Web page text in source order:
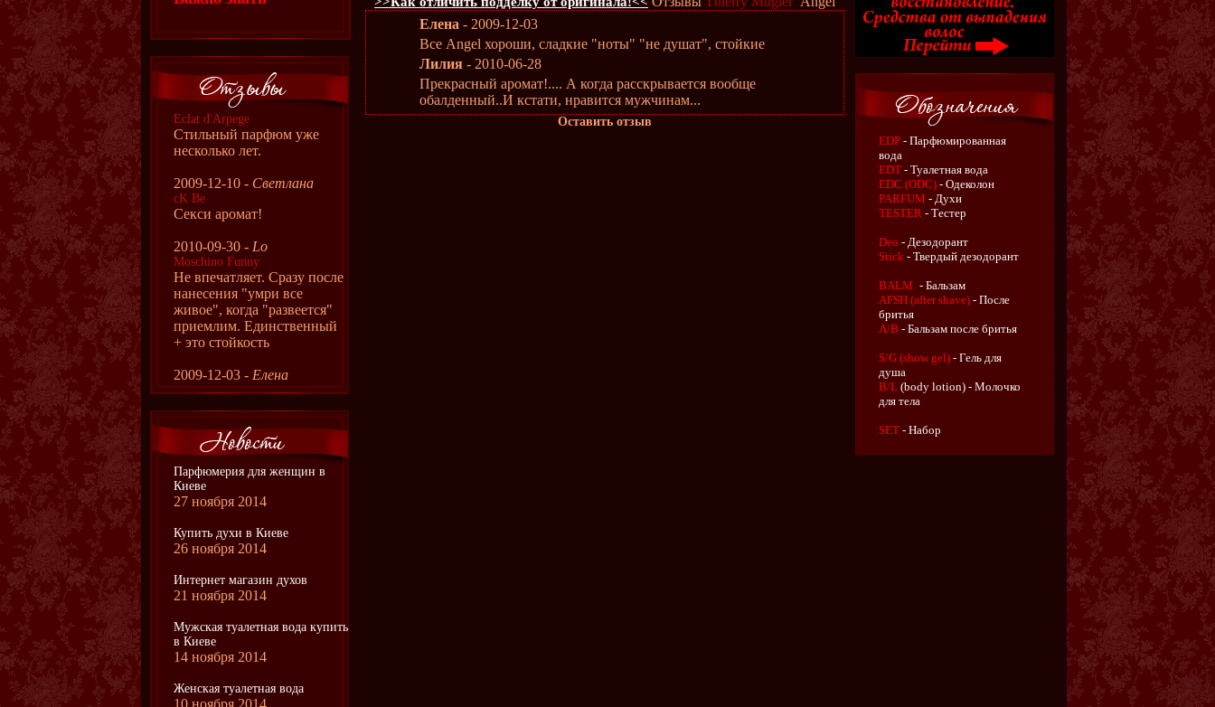
Eclat d'Arpege
Стильный парфюм уже
несколько лет.
2009-12-10 - Светлана
cK Be
Секси аромат!
2010-09-30 - Lo
Moschino Funny
Не впечатляет. Сразу после
нанесения "умри все
живое", когда "развеется"
приемлим. Единственный
+ это стойкость
2009-12-03 - Елена
Парфюмерия для женщин в
Киеве
27 ноября 2014
Купить духи в Киеве
26 ноября 2014
Интернет магазин духов
21 ноября 2014
Мужская туалетная вода купить
в Киеве
14 ноября 2014
Женская туалетная вода
10 ноября 2014
Елена - 2009-12-03
Все Angel хороши, сладкие "ноты" "не душат", стойкие
Лилия- 2010-06-28
Прекрасный аромат!.... А когда расскрывается вообще
обалденный..И кстати, нравится мужчинам...
Оставить отзыв
EDP - Парфюмированная
вода
EDT - Туалетная вода
EDC (ODC) - Одеколон
PARFUM - Духи
TESTER - Тестер
Deo - Дезодорант
Stick - Твердый дезодорант
BALM - Бальзам
AFSH (after shave) - После
бритья
A/B - Бальзам после бритья
S/G (show gel) - Гель для
душа
B/L (body lotion) - Молочко
для тела
SET - Набор